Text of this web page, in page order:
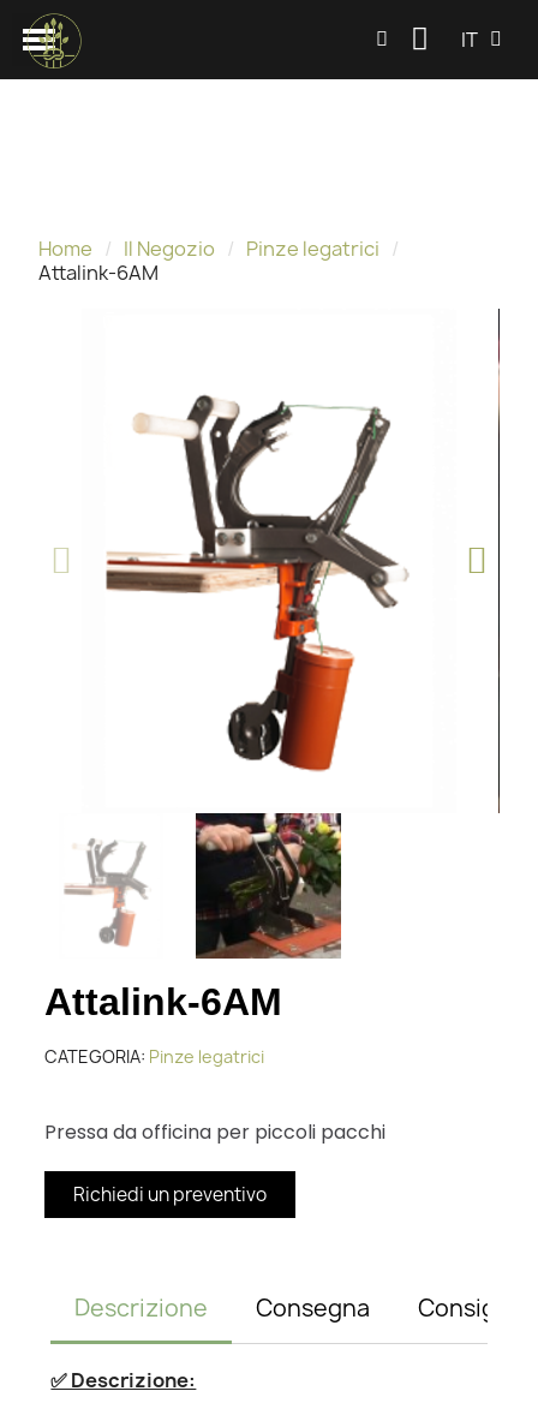
IT
Home Il Negozio
Pinze legatrici
Attalink-6AM
Attalink-6AM
CATEGORIA Pinze legatrici
Pressa da officina per piccoli pacchi
Richiedi un preventivo
Descrizione Consegna Consiglio
✅ Descrizione: